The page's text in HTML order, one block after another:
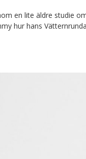
en lite äldre studie
hur hans